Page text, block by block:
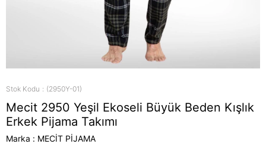
Stok Kodu (2950Y-01)
Mecit 2950 Yeşil Ekoseli Büyük Beden Kışlık
Erkek Pijama Takımı
Marka : MECİT PİJAMA